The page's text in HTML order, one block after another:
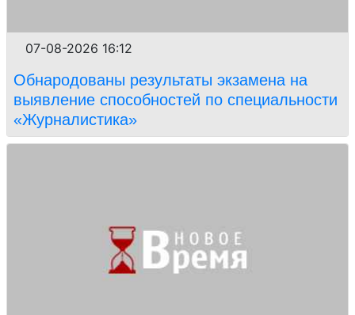
07-08-2026 16:12
Обнародованы результаты экзамена на
выявление способностей по специальности
«Журналистика»